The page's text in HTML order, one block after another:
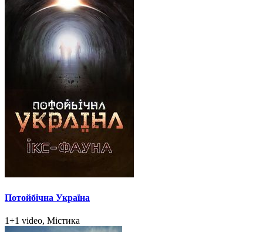
Потойбічна Україна
1+1 video, Містика